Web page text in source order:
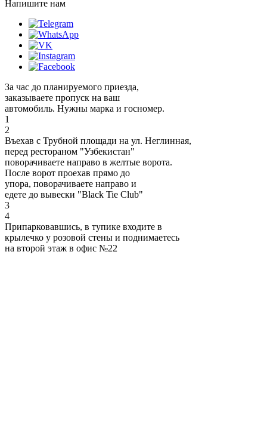
Напишите нам
За час до планируемого приезда,
заказываете пропуск на ваш
автомобиль. Нужны марка и госномер.
1
2
Въехав с Трубной площади на ул. Неглинная,
перед рестораном "Узбекистан"
поворачиваете направо в желтые ворота.
После ворот проехав прямо до
упора, поворачиваете направо и
едете до вывески "Black Tie Club"
3
4
Припарковавшись, в тупике входите в
крылечко у розовой стены и поднимаетесь
на второй этаж в офис №22